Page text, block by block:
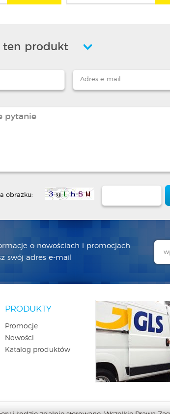
ten produkt
obrazku:
o nowościach i promocjach
swój adres e-mail
PRODUKTY
Promocje
Nowości
Katalog produktów